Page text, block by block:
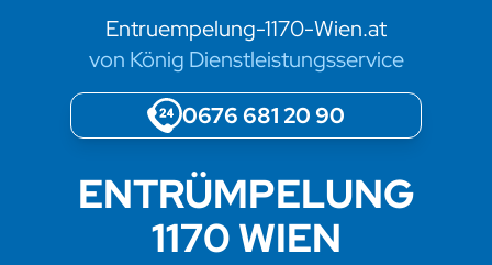
Entruempelung-1170-Wien.at
von König Dienstleistungsservice
0676 681 20 90
ENTRÜMPELUNG
1170 WIEN